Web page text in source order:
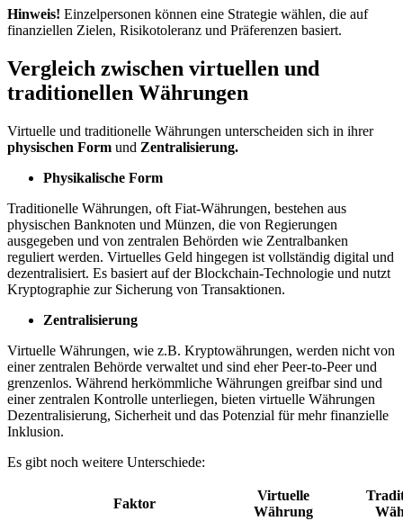
Hinweis! Einzelpersonen können eine Strategie wählen, die auf
finanziellen Zielen, Risikotoleranz und Präferenzen basiert.
Vergleich zwischen virtuellen und
traditionellen Währungen
Virtuelle und traditionelle Währungen unterscheiden sich in ihrer
physischen Form und Zentralisierung.
Physikalische Form
Traditionelle Währungen, oft Fiat-Währungen, bestehen aus
physischen Banknoten und Münzen, die von Regierungen
ausgegeben und von zentralen Behörden wie Zentralbanken
reguliert werden. Virtuelles Geld hingegen ist vollständig digital und
dezentralisiert. Es basiert auf der Blockchain-Technologie und nutzt
Kryptographie zur Sicherung von Transaktionen.
Zentralisierung
Virtuelle Währungen, wie z.B. Kryptowährungen, werden nicht von
einer zentralen Behörde verwaltet und sind eher Peer-to-Peer und
grenzenlos. Während herkömmliche Währungen greifbar sind und
einer zentralen Kontrolle unterliegen, bieten virtuelle Währungen
Dezentralisierung, Sicherheit und das Potenzial für mehr finanzielle
Inklusion.
Es gibt noch weitere Unterschiede:
Faktor
Virtuelle
Währung